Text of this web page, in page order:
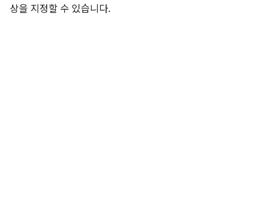
상을 지정할 수 있습니다.